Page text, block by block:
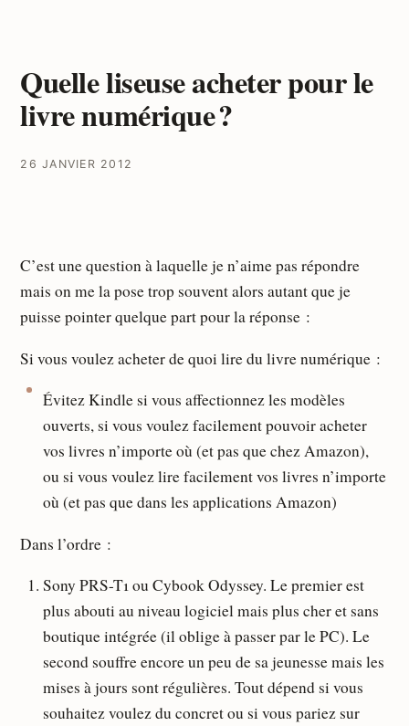
Quelle liseuse acheter pour le
livre numérique ?
26 JANVIER 2012
C’est une question à laquelle je n’aime pas répondre
mais on me la pose trop souvent alors autant que je
puisse pointer quelque part pour la réponse :
Si vous voulez acheter de quoi lire du livre numérique :
Évitez Kindle si vous affectionnez les modèles
ouverts, si vous voulez facilement pouvoir acheter
vos livres n’importe où (et pas que chez Amazon),
ou si vous voulez lire facilement vos livres n’importe
où (et pas que dans les applications Amazon)
Dans l’ordre :
Sony PRS-T1 ou Cybook Odyssey. Le premier est
plus abouti au niveau logiciel mais plus cher et sans
boutique intégrée (il oblige à passer par le PC). Le
second souffre encore un peu de sa jeunesse mais les
mises à jours sont régulières. Tout dépend si vous
souhaitez voulez du concret ou si vous pariez sur